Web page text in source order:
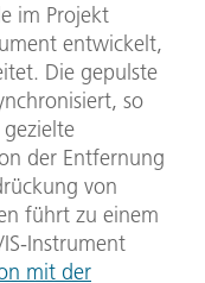
im Projekt
entwickelt,
Die gepulste
so
der Entfernung
von
führt zu einem
Instrument
mit der